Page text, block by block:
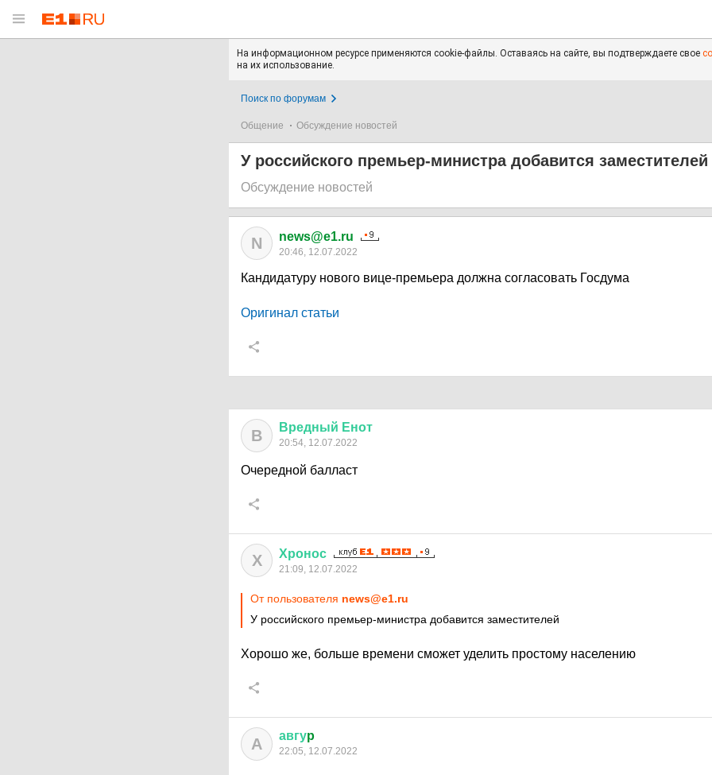
На информационном ресурсе применяются cookie-файлы. Оставаясь на сайте, вы подтверждаете свое
на их использование.
Поиск по форумам
Общение Обсуждение новостей
У российского премьер-министра добавится заместителей
Обсуждение новостей
N news@e1.ru
20:46, 12.07.2022
Кандидатуру нового вице-премьера должна согласовать Госдума
Оригинал статьи
В Вредный Енот
20:54, 12.07.2022
Очередной балласт
Х Хронос
21:09, 12.07.2022
От пользователя news@e1.ru
У российского премьер-министра добавится заместителей
Хорошо же, больше времени сможет уделить простому населению
А авгуp
22:05, 12.07.2022